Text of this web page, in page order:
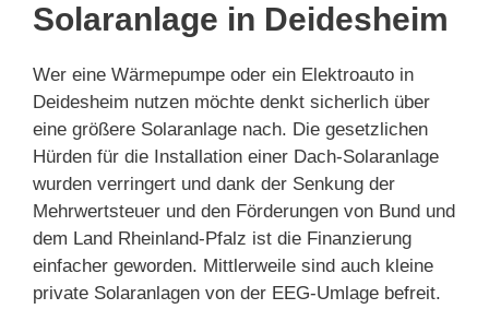
Solaranlage in Deidesheim
Wer eine Wärmepumpe oder ein Elektroauto in
Deidesheim nutzen möchte denkt sicherlich über
eine größere Solaranlage nach. Die gesetzlichen
Hürden für die Installation einer Dach-Solaranlage
wurden verringert und dank der Senkung der
Mehrwertsteuer und den Förderungen von Bund und
dem Land Rheinland-Pfalz ist die Finanzierung
einfacher geworden. Mittlerweile sind auch kleine
private Solaranlagen von der EEG-Umlage befreit.